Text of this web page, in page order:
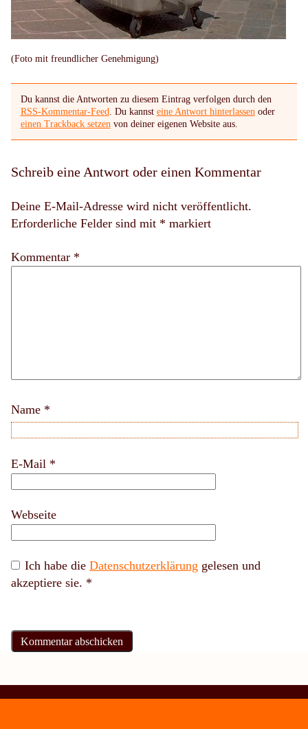
(Foto mit freundlicher Genehmigung)
Du kannst die Antworten zu diesem Eintrag verfolgen durch den
RSS-Kommentar-Feed . Du kannst eine Antwort hinterlassen oder
einen Trackback setzen von deiner eigenen Website aus.
Schreib eine Antwort oder einen Kommentar
Deine E-Mail-Adresse wird nicht veröffentlicht.
Erforderliche Felder sind mit * markiert
Kommentar *
Name *
E-Mail *
Webseite
Ich habe die Datenschutzerklärung gelesen und
akzeptiere sie. *